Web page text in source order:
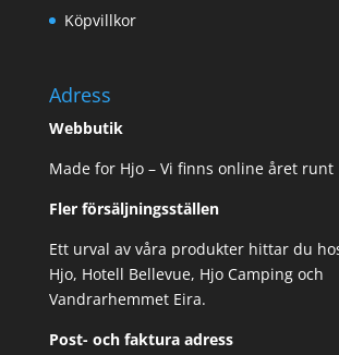
Köpvillkor
Adress
Webbutik
Made for Hjo – Vi finns online året runt
Fler försäljningsställen
Ett urval av våra produkter hittar du
Hjo, Hotell Bellevue, Hjo Camping och
Vandrarhemmet Eira.
Post- och faktura adress